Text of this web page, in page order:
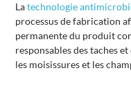
Latechnologie
processus de fabrication
permanente du produit
responsables des taches
les moisissures et les